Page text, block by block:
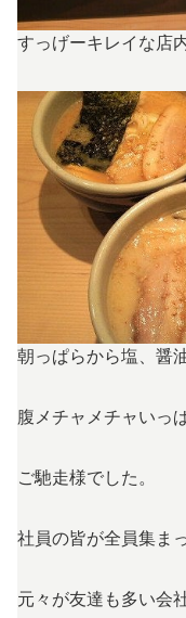
すっげーキレイな店内
朝っぱらから塩、醤
腹メチャメチャいっ
ご馳走様でした。
社員の皆が全員集ま
元々が友達も多い会